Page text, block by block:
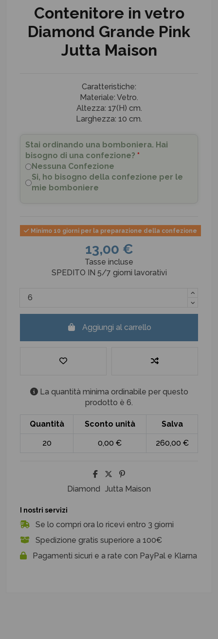
Contenitore in vetro
Diamond Grande Pink
Jutta Maison
Caratteristiche:
Materiale: Vetro.
Altezza: 17(H) cm.
Larghezza: 10 cm.
Stai ordinando una bomboniera. Hai
bisogno di una confezione? *
Nessuna Confezione
Si, ho bisogno della confezione per le
mie bomboniere
Minimo 10 giorni per la preparazione della confezione
13,00 €
Tasse incluse
SPEDITO IN 5/7 giorni lavorativi
Aggiungi al carrello
La quantità minima ordinabile per questo
prodotto è 6.
Quantità Sconto unità Salva
20 0,00 € 260,00 €
Diamond Jutta Maison
I nostri servizi
Se lo compri ora lo ricevi entro 3 giorni
Spedizione gratis superiore a 100€
Pagamenti sicuri e a rate con PayPal e Klarna